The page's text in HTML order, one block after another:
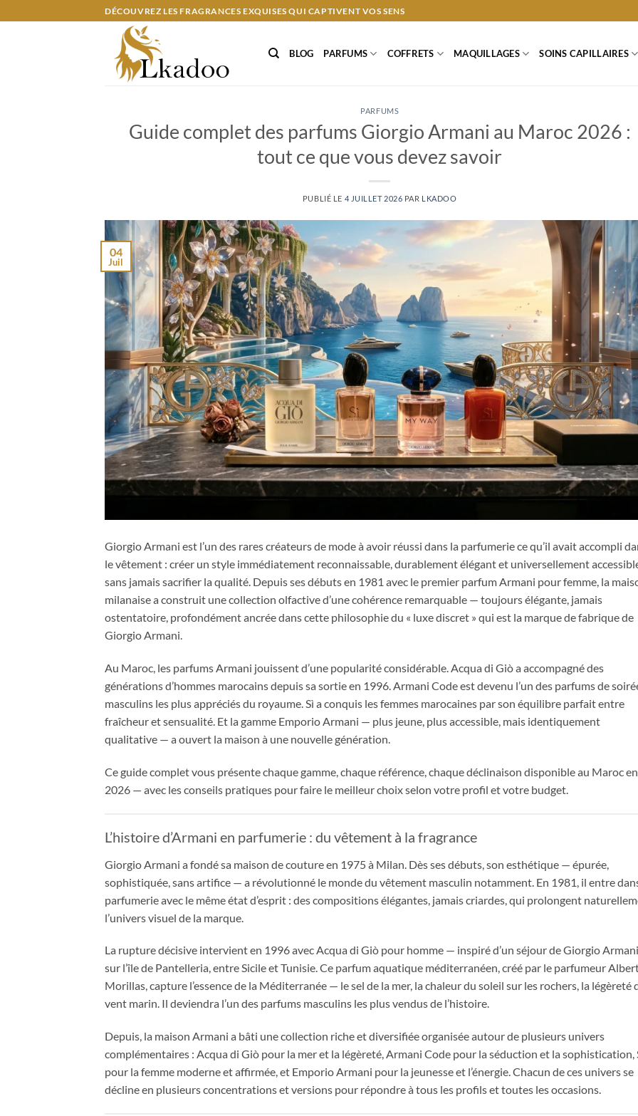
au
DÉCOUVREZ LES FRAGRANCES EXQUISES QUI CAPTIVENT VOS SENS
BLOG PARFUMS COFFRETS MAQUILLAGES SOINS CAPILLAIRES
PARFUMS
Guide complet des parfums Giorgio Armani au Maroc 2026 :
tout ce que vous devez savoir
PUBLIÉ LE 4 JUILLET 2026 PAR LKADOO
04
Juil
Giorgio Armani est l’un des rares créateurs de mode à avoir réussi dans la parfumerie ce qu’il avait accompli
le vêtement : créer un style immédiatement reconnaissable, durablement élégant et universellement
sans jamais sacrifier la qualité. Depuis ses débuts en 1981 avec le premier parfum Armani pour femme, la
milanaise a construit une collection olfactive d’une cohérence remarquable — toujours élégante, jamais
ostentatoire, profondément ancrée dans cette philosophie du « luxe discret » qui est la marque de fabrique de
Giorgio Armani.
Au Maroc, les parfums Armani jouissent d’une popularité considérable. Acqua di Giò a accompagné des
générations d’hommes marocains depuis sa sortie en 1996. Armani Code est devenu l’un des parfums de
masculins les plus appréciés du royaume. Sì a conquis les femmes marocaines par son équilibre parfait entre
fraîcheur et sensualité. Et la gamme Emporio Armani — plus jeune, plus accessible, mais identiquement
qualitative — a ouvert la maison à une nouvelle génération.
Ce guide complet vous présente chaque gamme, chaque référence, chaque déclinaison disponible au Maroc en
2026 — avec les conseils pratiques pour faire le meilleur choix selon votre profil et votre budget.
L’histoire d’Armani en parfumerie : du vêtement à la fragrance
Giorgio Armani a fondé sa maison de couture en 1975 à Milan. Dès ses débuts, son esthétique — épurée,
sophistiquée, sans artifice — a révolutionné le monde du vêtement masculin notamment. En 1981, il entre
parfumerie avec le même état d’esprit : des compositions élégantes, jamais criardes, qui prolongent
l’univers visuel de la marque.
La rupture décisive intervient en 1996 avec Acqua di Giò pour homme — inspiré d’un séjour de Giorgio Armani
sur l’île de Pantelleria, entre Sicile et Tunisie. Ce parfum aquatique méditerranéen, créé par le parfumeur
Morillas, capture l’essence de la Méditerranée — le sel de la mer, la chaleur du soleil sur les rochers, la légèreté
vent marin. Il deviendra l’un des parfums masculins les plus vendus de l’histoire.
Depuis, la maison Armani a bâti une collection riche et diversifiée organisée autour de plusieurs univers
complémentaires : Acqua di Giò pour la mer et la légèreté, Armani Code pour la séduction et la sophistication,
pour la femme moderne et affirmée, et Emporio Armani pour la jeunesse et l’énergie. Chacun de ces univers se
décline en plusieurs concentrations et versions pour répondre à tous les profils et toutes les occasions.